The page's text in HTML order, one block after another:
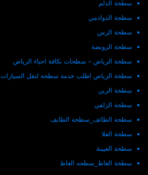
سطحة الدلم
سطحة الدوادمي
سطحة الرس
سطحة الرويضة
سطحة الرياض – سطحات بكافة احياء الرياض
سطحة الرياض اطلب خدمة سطحة لنقل السيارات
سطحة الرين
سطحة الزلفي
سطحة الطائف_سطحة الطايف
سطحة العلا
سطحة العيينة
سطحة الغاط_سطحه الغاط